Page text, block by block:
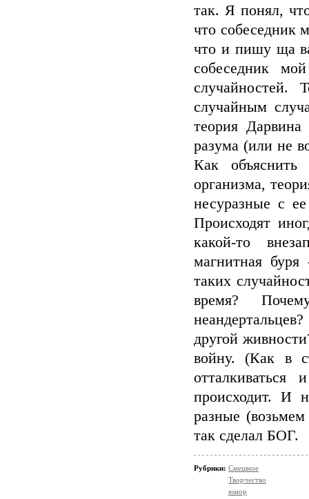
так. Я понял,
что собеседник
что и пишу ща
собеседник
случайностей.
случайным
теория
разума (или не
Как объяснить
организма,
несуразные с
Происходят
какой-то
магнитная
таких
время?
другой
войну. (Как в
происходит. И
разные
так сделал БОГ.
Рубрики: Смешное
Творчество
юмор